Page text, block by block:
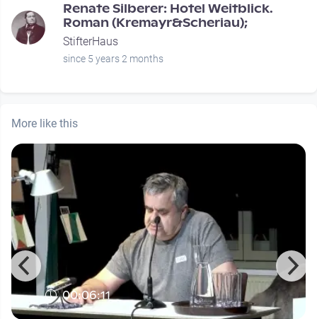
Renate Silberer: Hotel Weitblick.
Roman (Kremayr&Scheriau);
StifterHaus
since 5 years 2 months
More like this
00:06:11